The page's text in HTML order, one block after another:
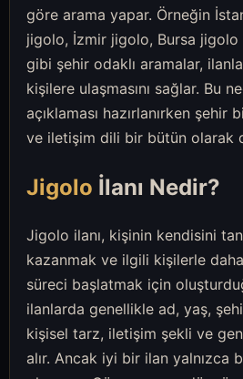
göre arama yapar. Örneğin
jigolo, İzmir jigolo, Bursa
gibi şehir odaklı aramalar,
kişilere ulaşmasını sağlar. Bu
açıklaması hazırlanırken şehir
ve iletişim dili bir bütün olarak
Jigolo İlanı Nedir?
Jigolo ilanı, kişinin kendisini
kazanmak ve ilgili kişilerle
süreci başlatmak için
ilanlarda genellikle ad, yaş,
kişisel tarz, iletişim şekli ve
alır. Ancak iyi bir ilan yalnızca